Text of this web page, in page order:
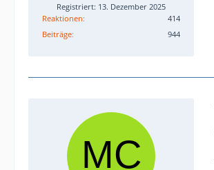
Registriert: 13. Dezember 2025
Reaktionen
414
Beiträge
944